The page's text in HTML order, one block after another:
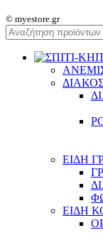
© myestore.gr
ΕΙΔΗ
ΕΙΔΗ